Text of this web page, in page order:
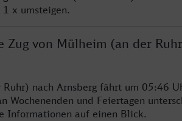
x umsteigen.
von Mülheim (an der
nach Arnsberg fährt um 05:46
Wochenenden und Feiertagen
Informationen auf einen Blick.